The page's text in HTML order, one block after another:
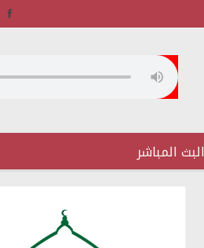
البث المباشر